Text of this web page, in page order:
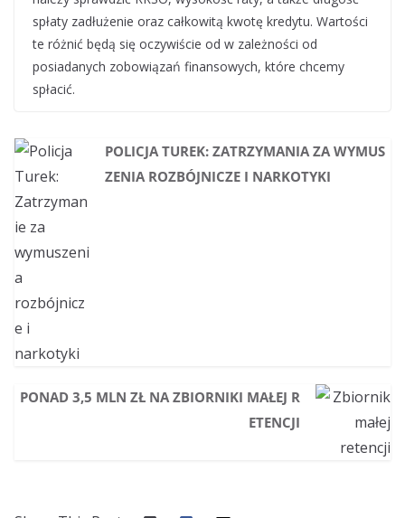
spłaty zadłużenie oraz całkowitą kwotę kredytu. Wartości
te różnić będą się oczywiście od w zależności od
posiadanych zobowiązań finansowych, które chcemy
spłacić.
POLICJA TUREK: ZATRZYMANIA ZA WYMUS
ZENIA ROZBÓJNICZE I NARKOTYKI
PONAD 3,5 MLN ZŁ NA ZBIORNIKI MAŁEJ R
ETENCJI